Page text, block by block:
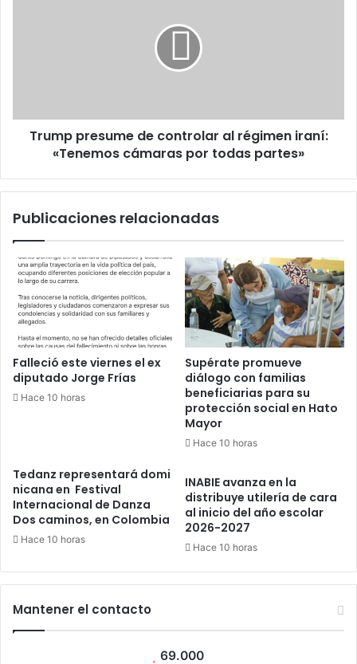
cámaras
Trump presume de controlar al régimen iraní:
«Tenemos cámaras por todas partes»
Publicaciones relacionadas
Falleció este viernes el ex
diputado Jorge Frías
Hace 10 horas
Supérate promueve
diálogo con familias
beneficiarias para su
protección social en Hato
Mayor
Hace 10 horas
Tedanz representará domi
nicana en Festival
Internacional de Danza
Dos caminos, en Colombia
Hace 10 horas
INABIE avanza en la
distribuye utilería de cara
al inicio del año escolar
2026-2027
Hace 10 horas
Mantener el contacto
69.000